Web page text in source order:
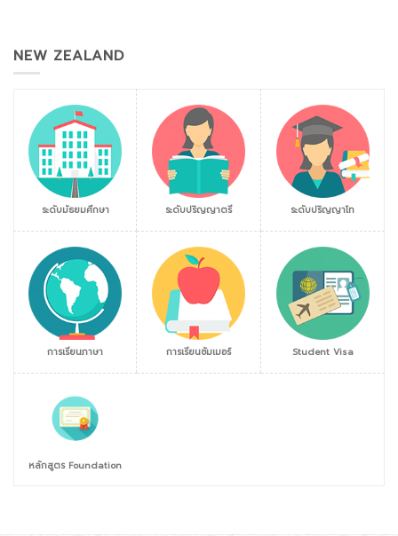
NEW ZEALAND
ระดับมัธยมศึกษา ระดับปริญญาตรี ระดับปริญญาโท
การเรียนภาษา การเรียนซัมเมอร์ Student Visa
หลักสูตร Foundation